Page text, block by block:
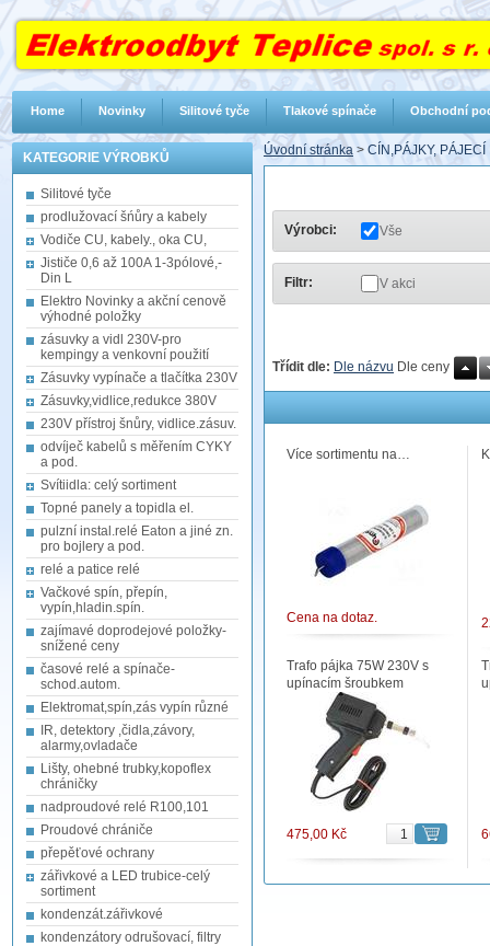
KATEGORIE VÝROBKŮ
Silitové tyče
prodlužovací šńůry a kabely
Vodiče CU, kabely., oka CU,
Jističe 0,6 až 100A 1-3pólové,-
Din L
Elektro Novinky a akční cenově
výhodné položky
zásuvky a vidl 230V-pro
kempingy a venkovní použití
Zásuvky vypínače a tlačítka 230V
Zásuvky,vidlice,redukce 380V
230V přístroj šnůry, vidlice.zásuv.
odvíječ kabelů s měřením CYKY
a pod.
Svítiidla: celý sortiment
Topné panely a topidla el.
pulzní instal.relé Eaton a jiné zn.
pro bojlery a pod.
relé a patice relé
Vačkové spín, přepín,
vypín,hladin.spín.
zajímavé doprodejové položky-
snížené ceny
časové relé a spínače-
schod.autom.
Elektromat,spín,zás vypín různé
IR, detektory ,čidla,závory,
alarmy,ovladače
Lišty, ohebné trubky,kopoflex
chráničky
nadproudové relé R100,101
Proudové chrániče
přepěťové ochrany
zářivkové a LED trubice-celý
sortiment
kondenzát.zářivkové
kondenzátory odrušovací, filtry
Úvodní stránka > CÍN,PÁJKY,
Výrobci: Vše
Filtr: V akci
Třídit dle: Dle názvu Dle ceny
Více sortimentu na…
Cena na dotaz.
Trafo pájka 75W 230V s
upínacím šroubkem
475,00 Kč
Home Novinky Silitové tyče Tlakové spínače Obchodní